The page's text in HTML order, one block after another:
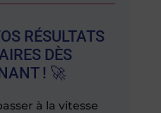
RÉSULTATS
DÈS
! 🚀
à la vitesse